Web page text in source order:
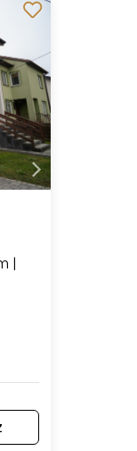
|